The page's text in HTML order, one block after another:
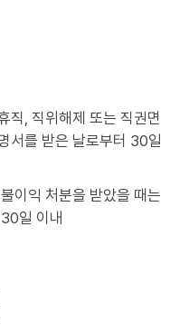
직, 직위해제 또는 직권면
서를 받은 날로부터 30일
이익 처분을 받았을 때는
일 이내